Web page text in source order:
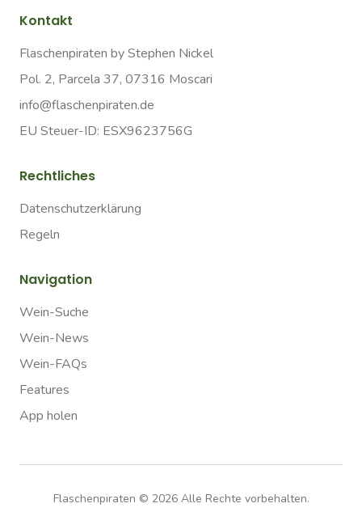
Kontakt
Flaschenpiraten by Stephen Nickel
Pol. 2, Parcela 37, 07316 Moscari
info@flaschenpiraten.de
EU Steuer-ID: ESX9623756G
Rechtliches
Datenschutzerklärung
Regeln
Navigation
Wein-Suche
Wein-News
Wein-FAQs
Features
App holen
Flaschenpiraten © 2026Alle Rechte vorbehalten.